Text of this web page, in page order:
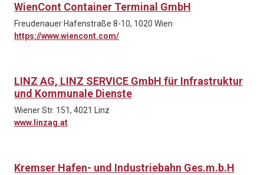
WienCont Container Terminal GmbH
Freudenauer Hafenstraße 8-10, 1020 Wien
https://www.wiencont.com/
LINZ AG, LINZ SERVICE GmbH für Infrastruktur
und Kommunale Dienste
Wiener Str. 151, 4021 Linz
www.linzag.at
Kremser Hafen- und Industriebahn Ges.m.b.H